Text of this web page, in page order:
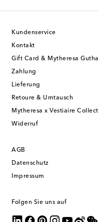
Kundenservice
Kontakt
Gift Card & Mytheresa
Zahlung
Lieferung
Retoure & Umtausch
Mytheresa x Vestiaire
Widerruf
AGB
Datenschutz
Impressum
Folgen Sie uns auf